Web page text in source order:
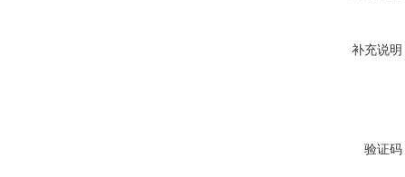
补充说明
验证码